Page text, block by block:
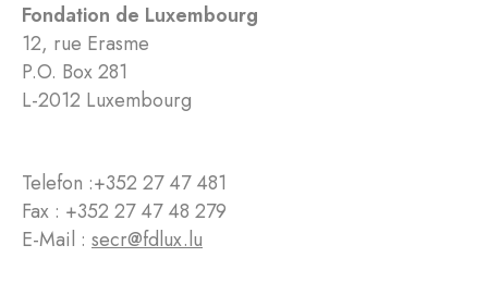
Fondation de Luxembourg
12, rue Erasme
P.O. Box 281
L-2012 Luxembourg
Telefon :+352 27 47 481
Fax : +352 27 47 48 279
E-Mail : secr@fdlux.lu